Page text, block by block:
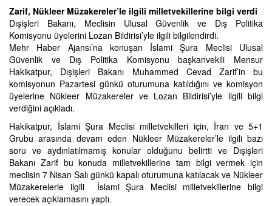
Zarif, Nükleer Müzakereler’le ilgili milletvekillerine bilgi verdi
Dışişleri Bakanı, Meclisin Ulusal Güvenlik ve Dış Politika
Komisyonu üyelerini Lozan Bildirisi’yle ilgili bilgilendirdi.
Mehr Haber Ajansı’na konuşan İslami Şura Meclisi Ulusal
Güvenlik ve Dış Politika Komisyonu başkanvekili Mensur
Hakikatpur, Dışişleri Bakanı Muhammed Cevad Zarif’in bu
komisyonun Pazartesi günkü oturumuna katıldığını ve komisyon
üyelerine Nükleer Müzakereler ve Lozan Bildirisi’yle ilgili bilgi
verdiğini açıkladı.
Hakikatpur, İslami Şura Meclisi milletvekilleri için, İran ve 5+1
Grubu arasında devam eden Nükleer Müzakereler’le ilgili bazı
soru ve aydınlatılmamış konular olduğunu belirtti ve Dışişleri
Bakanı Zarif bu konuda milletvekillerine tam bilgi vermek için
meclisin 7 Nisan Salı günkü kapalı oturumuna katılacak ve Nükleer
Müzakerelerle ilgili İslami Şura Meclisi milletvekillerine bilgi
verecek açıklamasını yaptı.